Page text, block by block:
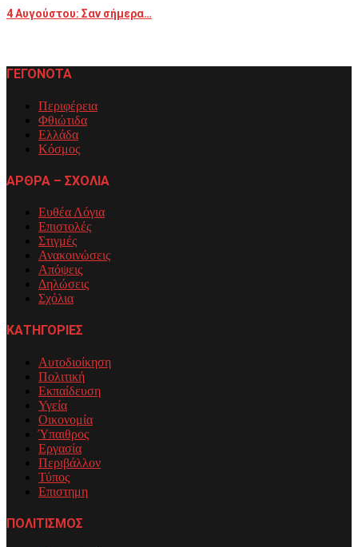
4 Αυγούστου: Σαν σήμερα…
ΓΕΓΟΝΟΤΑ
Περιφέρεια
Φθιώτιδα
Ελλάδα
Κόσμος
ΑΡΘΡΑ – ΣΧΟΛΙΑ
Ευθέα Λόγια
Επιστολές
Στιγμές
Ανακοινώσεις
Απόψεις
Δηλώσεις
Σχόλια
ΚΑΤΗΓΟΡΙΕΣ
Αυτοδιοίκηση
Πολιτική
Εκπαίδευση
Υγεία
Οικονομία
Ύπαιθρος
Εργασία
Περιβάλλον
Τύπος
Επιστημη
ΠΟΛΙΤΙΣΜΟΣ